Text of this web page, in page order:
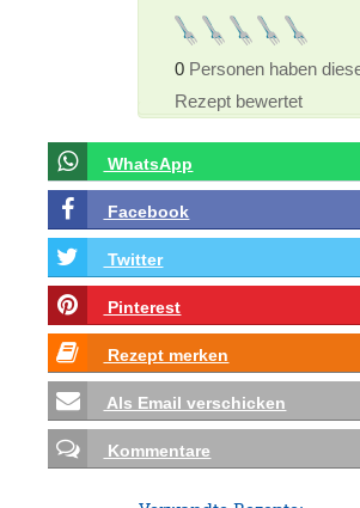
0 Personen haben
Rezept bewertet
WhatsApp
Facebook
Twitter
Pinterest
Rezept merken
Als Email verschicken
Kommentare